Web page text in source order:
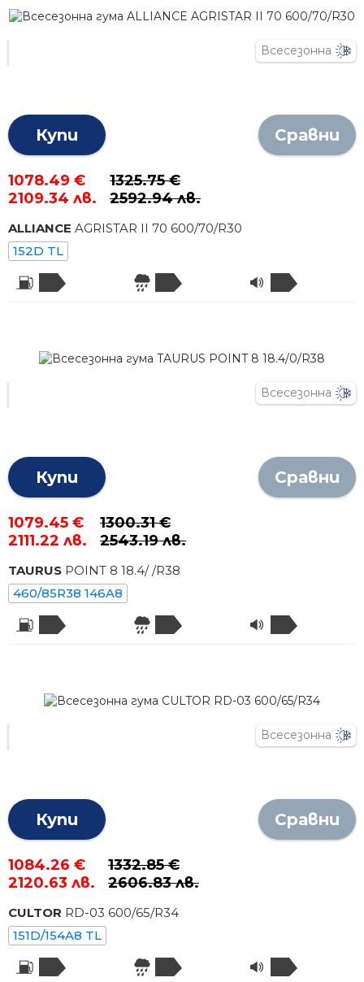
Всесезонна
Купи Сравни
1078.49 €
2109.34 лв.
1325.75 €
2592.94 лв.
ALLIANCE AGRISTAR II 70 600/70/R30
152D TL
Всесезонна
Купи Сравни
1079.45 €
2111.22 лв.
1300.31 €
2543.19 лв.
TAURUS POINT 8 18.4/ /R38
460/85R38 146A8
Всесезонна
Купи Сравни
1084.26 €
2120.63 лв.
1332.85 €
2606.83 лв.
CULTOR RD-03 600/65/R34
151D/154A8 TL